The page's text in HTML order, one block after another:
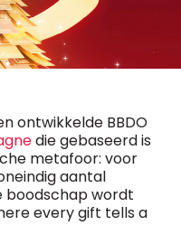
ontwikkelde BBDO
die gebaseerd is
metafoor: voor
aantal
boodschap wordt
every gift tells a
access
MM e - News
MM Brunch
MM Tech
MM Best of
Research
MM Blue